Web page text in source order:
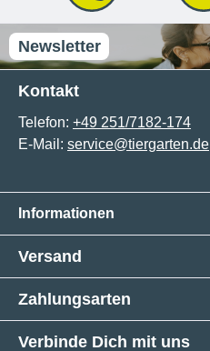
Newsletter
Kontakt
Telefon: +49 251/7182-174
E-Mail: service@tiergarten.de
Informationen
Versand
Zahlungsarten
Verbinde Dich mit uns